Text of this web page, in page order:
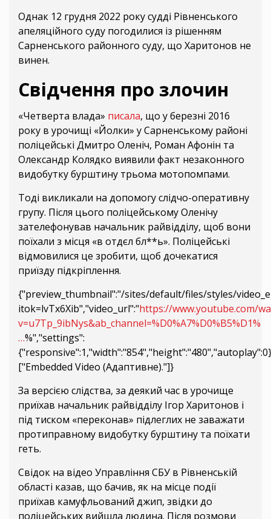
Однак 12 грудня 2022 року судді Рівненського
апеляційного суду погодилися із рішенням
Сарненського районного суду, що Харитонов не
винен.
Свідчення про злочин
«Четверта влада» писала, що у березні 2016
року в урочищі «Йолки» у Сарненському районі
поліцейські Дмитро Оленіч, Роман Афонін та
Олександр Колядко виявили факт незаконного
видобутку бурштину трьома мотопомпами.
Тоді викликали на допомогу слідчо-оперативну
групу. Після цього поліцейському Оленічу
зателефонував начальник райвідділу, щоб вони
поїхали з місця «в отдєл бл**ь». Поліцейські
відмовилися це зробити, щоб дочекатися
приїзду підкріплення.
{"preview_thumbnail":"/sites/default/files/styles/
itok=lvTx6Xib","video_url":"https://www.youtube.com/
v=u7Tp_9ibNys&ab_channel=%D0%A7%D0%B5%D1%
…%","settings":
["Embedded Video (Адаптивне)."]}
За версією слідства, за деякий час в урочище
приїхав начальник райвідділу Ігор Харитонов і
під тиском «переконав» підлеглих не заважати
протиправному видобутку бурштину та поїхати
геть.
Свідок на відео Управління СБУ в Рівненській
області казав, що бачив, як на місце події
приїхав камуфльований джип, звідки до
поліцейських вийшла людина. Після розмови